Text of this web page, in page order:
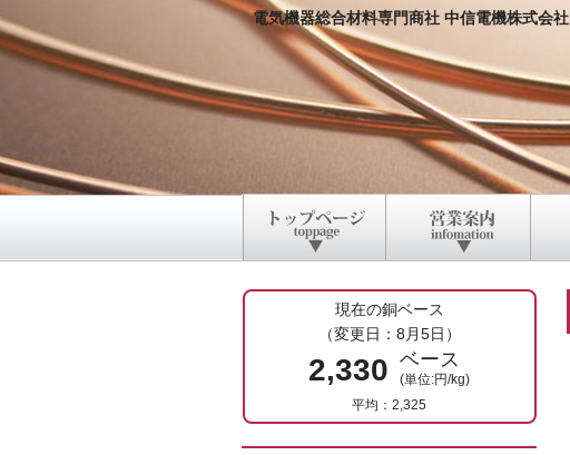
電気機器総合材料専門商社 中信電機株式会社
現在の銅ベース
（変更日：8月5日）
2,330 ベース
(単位:円/kg)
平均：2,325